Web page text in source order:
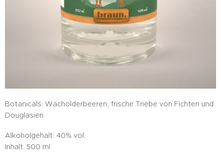
Botanicals: Wacholderbeeren, frische Triebe von Fichten und
Douglasien.
Alkoholgehalt: 40% vol.
Inhalt: 500 ml